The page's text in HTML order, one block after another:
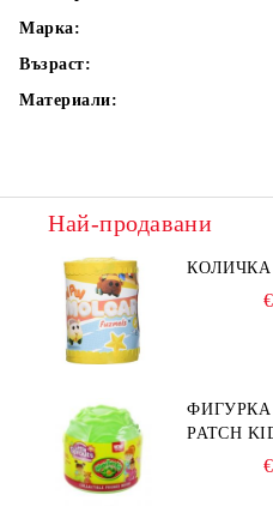
Марка:
Възраст:
Материали:
Най-продавани
ФИГУРКА
PATCH